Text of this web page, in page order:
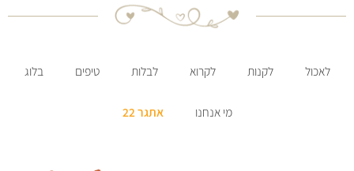
לאכול לקנות לקרוא לבלות טיפים בלוג
מי אנחנו אתגר 22